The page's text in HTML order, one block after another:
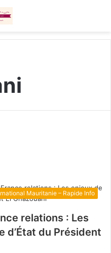
Mauritanie – Rapide Info
relations : Les
d’État du Président